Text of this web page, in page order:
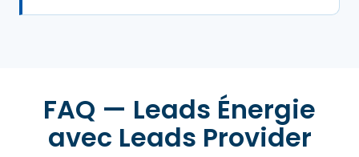
FAQ — Leads Énergie
avec Leads Provider